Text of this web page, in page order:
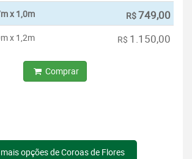
x 1,0m R$749,00
x 1,2m R$ 1.150,00
Comprar
opções de Coroas de Flores